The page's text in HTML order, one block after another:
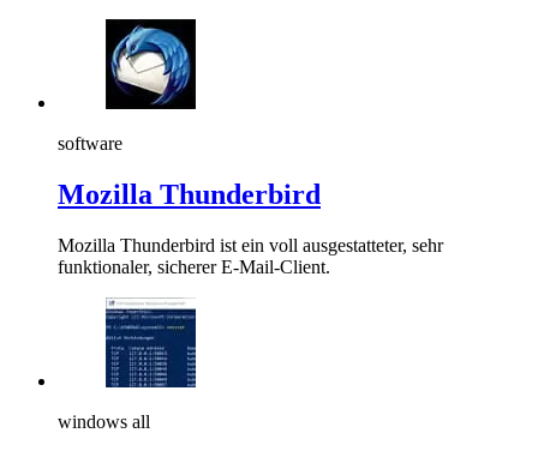
software
Mozilla Thunderbird
Mozilla Thunderbird ist ein voll ausgestatteter, sehr
funktionaler, sicherer E-Mail-Client.
windows all